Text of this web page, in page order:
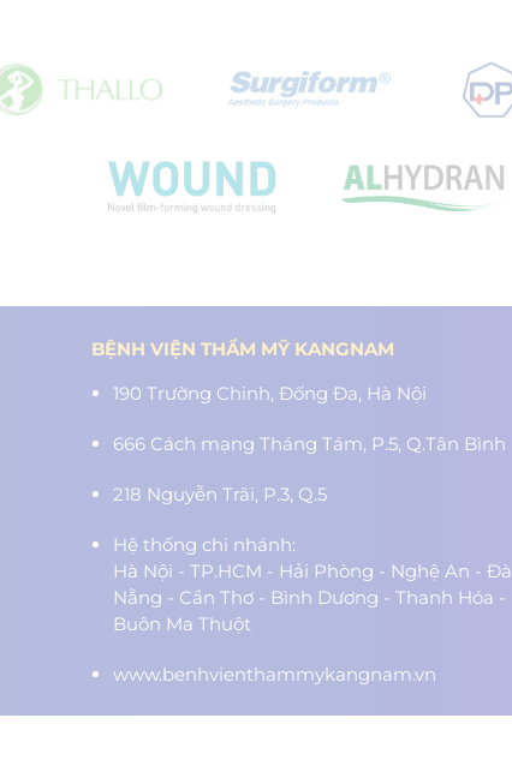
BỆNH VIỆN THẨM MỸ KANGNAM
190 Trường Chinh, Đống Đa, Hà Nội
666 Cách mạng Tháng Tám, P.5, Q.Tân Bình
218 Nguyễn Trãi, P.3, Q.5
Hệ thống chi nhánh:
Hà Nội - TP.HCM - Hải Phòng - Nghệ An - Đà
Nẵng - Cần Thơ - Bình Dương - Thanh Hóa -
Buôn Ma Thuột
www.benhvienthammykangnam.vn